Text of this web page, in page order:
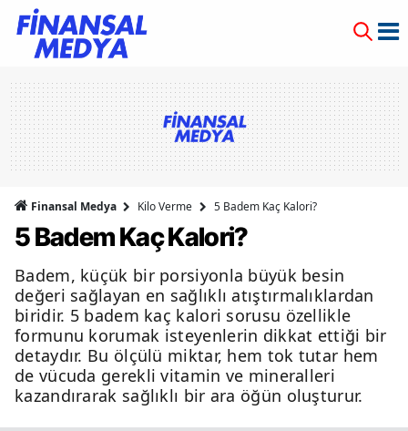
Finansal Medya Kilo Verme 5 Badem Kaç Kalori?
5 Badem Kaç Kalori?
Badem, küçük bir porsiyonla büyük besin
değeri sağlayan en sağlıklı atıştırmalıklardan
biridir. 5 badem kaç kalori sorusu özellikle
formunu korumak isteyenlerin dikkat ettiği bir
detaydır. Bu ölçülü miktar, hem tok tutar hem
de vücuda gerekli vitamin ve mineralleri
kazandırarak sağlıklı bir ara öğün oluşturur.